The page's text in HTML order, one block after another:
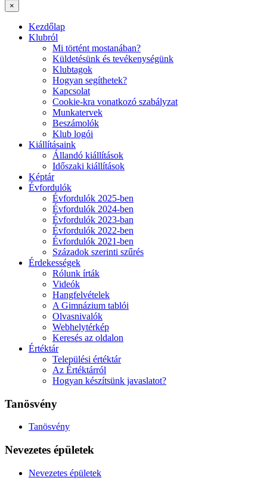
×
Kezdőlap
Klubról
Mi történt mostanában?
Küldetésünk és tevékenységünk
Klubtagok
Hogyan segíthetek?
Kapcsolat
Cookie-kra vonatkozó szabályzat
Munkatervek
Beszámolók
Klub logói
Kiállításaink
Állandó kiállítások
Időszaki kiállítások
Képtár
Évfordulók
Évfordulók 2025-ben
Évfordulók 2024-ben
Évfordulók 2023-ban
Évfordulók 2022-ben
Évfordulók 2021-ben
Századok szerinti szűrés
Érdekességek
Rólunk írták
Videók
Hangfelvételek
A Gimnázium tablói
Olvasnivalók
Webhelytérkép
Keresés az oldalon
Értéktár
Települési értéktár
Az Értéktárról
Hogyan készítsünk javaslatot?
Tanösvény
Tanösvény
Nevezetes épületek
Nevezetes épületek